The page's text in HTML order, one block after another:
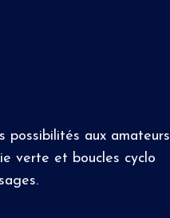
aux amateurs
verte et boucles cyclo